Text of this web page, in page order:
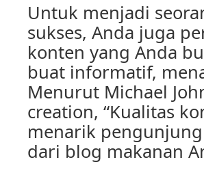
Untuk menjadi
sukses, Anda juga
konten yang Anda
buat informatif,
Menurut Michael
creation, “Kualitas
menarik
dari blog makanan